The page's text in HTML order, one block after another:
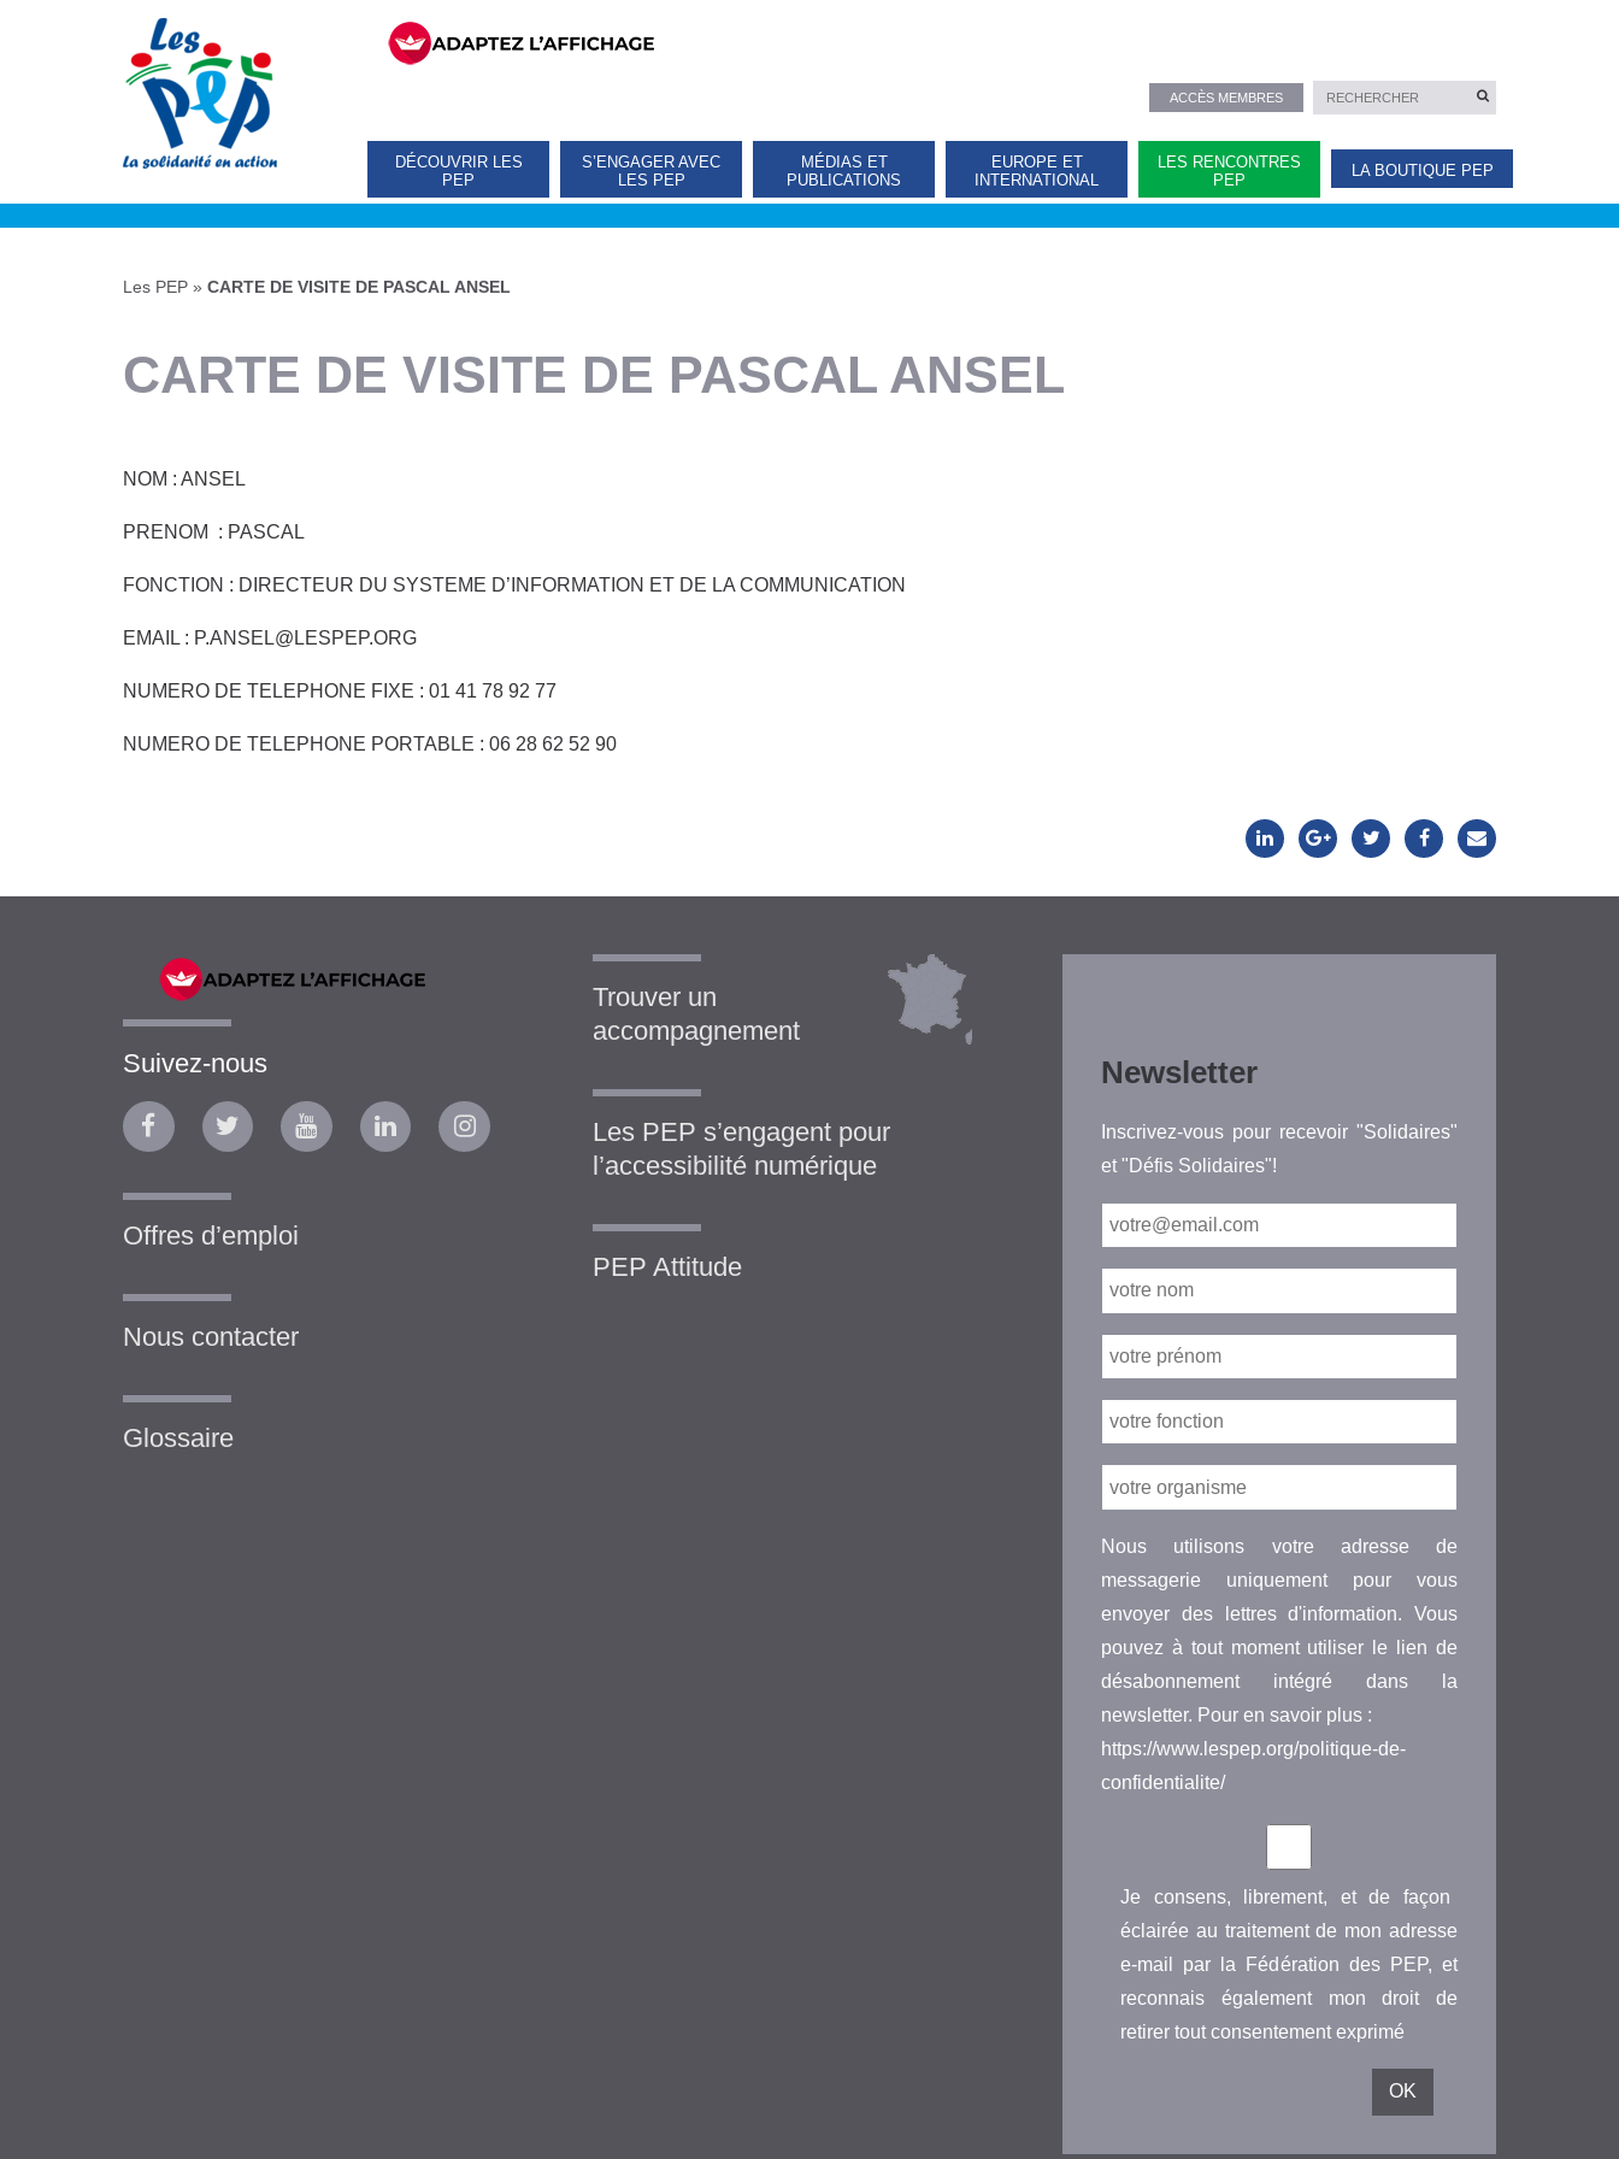
ACCÈS MEMBRES
DÉCOUVRIR LES
PEP
S’ENGAGER AVEC
LES PEP
MÉDIAS ET
PUBLICATIONS
EUROPE ET
INTERNATIONAL
LES RENCONTRES
PEP
LA BOUTIQUE PEP
Les PEP » CARTE DE VISITE DE PASCAL ANSEL
CARTE DE VISITE DE PASCAL ANSEL
NOM : ANSEL
PRENOM : PASCAL
FONCTION : DIRECTEUR DU SYSTEME D’INFORMATION ET DE LA COMMUNICATION
EMAIL : P.ANSEL@LESPEP.ORG
NUMERO DE TELEPHONE FIXE : 01 41 78 92 77
NUMERO DE TELEPHONE PORTABLE : 06 28 62 52 90
Suivez-nous
Offres d’emploi
Nous contacter
Glossaire
Trouver un
accompagnement
Les PEP s’engagent pour
l’accessibilité numérique
PEP Attitude
Newsletter
Inscrivez-vous pour recevoir "Solidaires"
et "Défis Solidaires"!
Nous utilisons votre adresse de
messagerie uniquement pour vous
envoyer des lettres d'information. Vous
pouvez à tout moment utiliser le lien de
désabonnement intégré dans la
newsletter. Pour en savoir plus :
https://www.lespep.org/politique-de-
confidentialite/
Je consens, librement, et de façon
éclairée au traitement de mon adresse
e-mail par la Fédération des PEP, et
reconnais également mon droit de
retirer tout consentement exprimé